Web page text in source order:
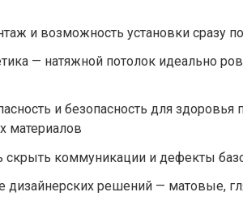
и возможность установки сразу
— натяжной потолок идеально
и безопасность для здоровья
материалов
скрыть коммуникации и дефекты
дизайнерских решений — матовые,